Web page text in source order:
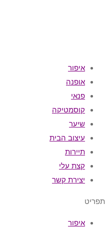
איפור
אופנה
פנאי
קוסמטיקה
שיער
עיצוב הבית
תיירות
קצת עלי
יצירת קשר
תפריט
איפור